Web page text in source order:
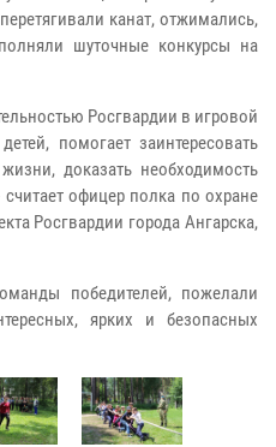
канат, отжимались,
шуточные конкурсы на
Росгвардии в игровой
помогает заинтересовать
доказать необходимость
офицер полка по охране
Росгвардии города Ангарска,
победителей, пожелали
ярких и безопасных